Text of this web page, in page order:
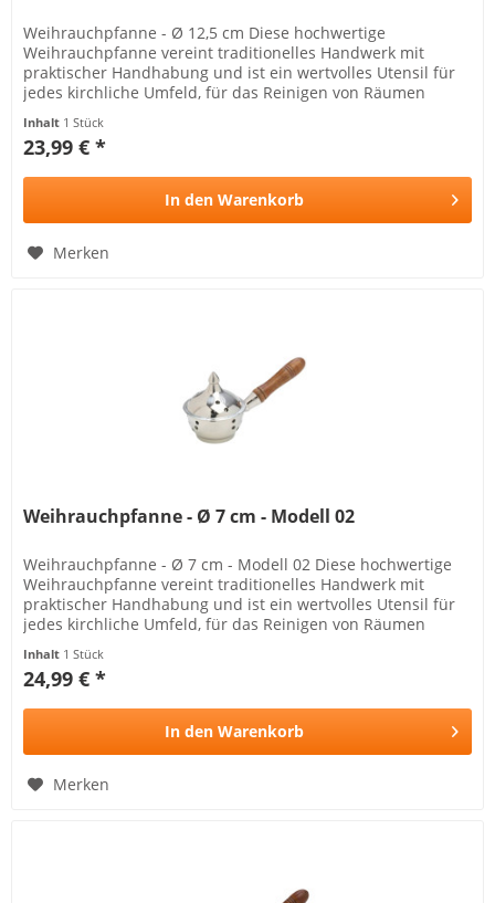
Weihrauchpfanne - Ø 12,5 cm Diese hochwertige
Weihrauchpfanne vereint traditionelles Handwerk mit
praktischer Handhabung und ist ein wertvolles Utensil für
jedes kirchliche Umfeld, für das Reinigen von Räumen
Inhalt 1 Stück
23,99 € *
In den Warenkorb
Merken
Weihrauchpfanne - Ø 7 cm - Modell 02
Weihrauchpfanne - Ø 7 cm - Modell 02 Diese hochwertige
Weihrauchpfanne vereint traditionelles Handwerk mit
praktischer Handhabung und ist ein wertvolles Utensil für
jedes kirchliche Umfeld, für das Reinigen von Räumen
Inhalt 1 Stück
24,99 € *
In den Warenkorb
Merken